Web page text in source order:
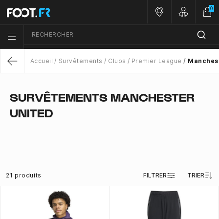
Menu list icon
RECHERCHER
Nos magasins
Customer
0
Accueil Survêtements Clubs Premier League
SURVÊTEMENTS MANCHESTER
UNITED
21 produits FILTRER TRIER